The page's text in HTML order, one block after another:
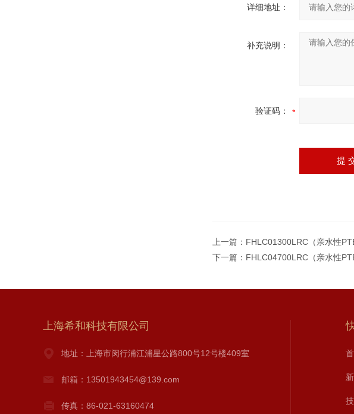
详细地址：
补充说明：
验证码：
上一篇： FHLC01300LRC（亲水性
下一篇： FHLC04700LRC（亲水性
上海希和科技有限公司
地址：上海市闵行浦江浦星公路800号12号楼409室
邮箱：13501943454@139.com
传真：86-021-63160474